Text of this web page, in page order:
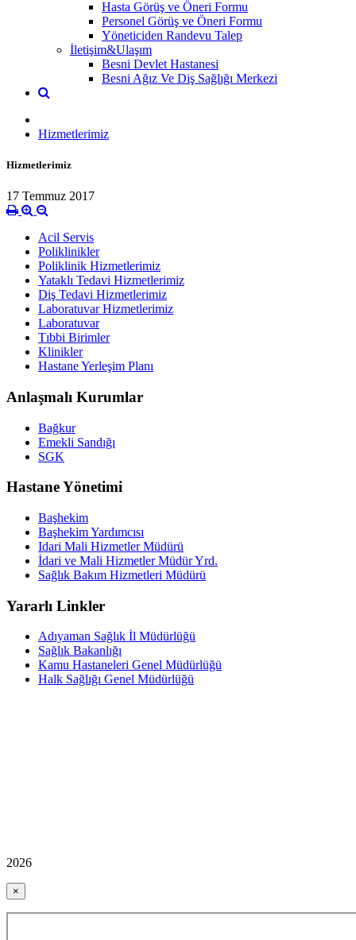
Hasta Görüş ve Öneri Formu
Personel Görüş ve Öneri Formu
Yöneticiden Randevu Talep
İletişim&Ulaşım
Besni Devlet Hastanesi
Besni Ağız Ve Diş Sağlığı Merkezi
Hizmetlerimiz
Hizmetlerimiz
17 Temmuz 2017
Acil Servis
Poliklinikler
Poliklinik Hizmetlerimiz
Yataklı Tedavi Hizmetlerimiz
Diş Tedavi Hizmetlerimiz
Laboratuvar Hizmetlerimiz
Laboratuvar
Tıbbi Birimler
Klinikler
Hastane Yerleşim Planı
Anlaşmalı Kurumlar
Bağkur
Emekli Sandığı
SGK
Hastane Yönetimi
Başhekim
Başhekim Yardımcısı
Idari Mali Hizmetler Müdürü
İdari ve Mali Hizmetler Müdür Yrd.
Sağlık Bakım Hizmetleri Müdürü
Yararlı Linkler
Adıyaman Sağlık İl Müdürlüğü
Sağlık Bakanlığı
Kamu Hastaneleri Genel Müdürlüğü
Halk Sağlığı Genel Müdürlüğü
2026
×